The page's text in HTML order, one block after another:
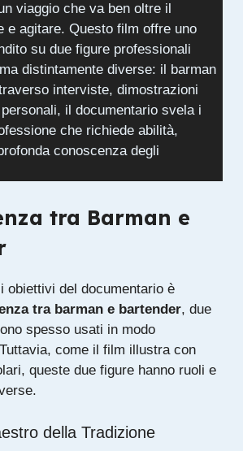
viaggio che va ben oltre il
e agitare. Questo film offre uno
su due figure professionali
distintamente diverse: il barman
interviste, dimostrazioni
il documentario svela i
che richiede abilità,
conoscenza degli
tra Barman e
obiettivi del documentario è
tra barman e bartender, due
spesso usati in modo
come il film illustra con
queste due figure hanno ruoli e
della Tradizione